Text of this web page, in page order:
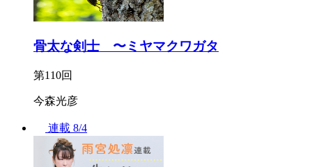
骨太な剣士 〜ミヤマクワガタ
第110回
今森光彦
連載 8/4